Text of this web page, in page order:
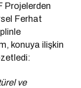
Projelerden
Ferhat
konuya ilişkin
ve